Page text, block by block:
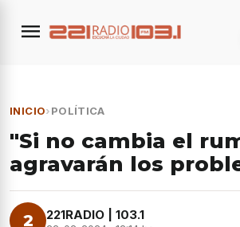
menu
INICIO›POLÍTICA
"Si no cambia el
agravarán los
2 221RADIO | 103.1